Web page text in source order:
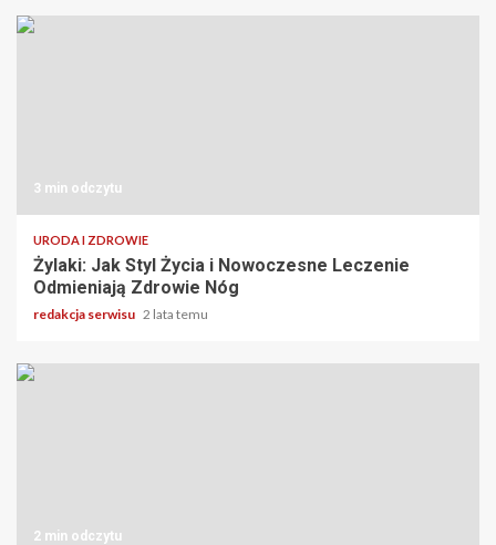
3 min odczytu
URODA I ZDROWIE
Żylaki: Jak Styl Życia i Nowoczesne Leczenie
Odmieniają Zdrowie Nóg
redakcja serwisu 2 lata temu
2 min odczytu